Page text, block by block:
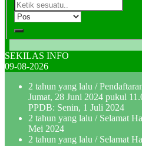
SEKILAS INFO
09-08-2026
2 tahun yang lalu /
Jumat, 28 Juni 2024 pukul
PPDB: Senin, 1 Juli 2024
2 tahun yang lalu / Selamat
Mei 2024
2 tahun yang lalu / Selamat